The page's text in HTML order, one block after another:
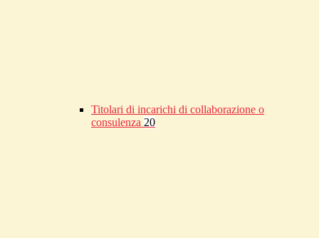
Titolari di incarichi di collaborazione o
consulenza 20